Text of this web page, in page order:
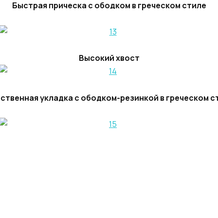
Быстрая прическа с ободком в греческом стиле
Высокий хвост
укладка с ободком-резинкой в греческом